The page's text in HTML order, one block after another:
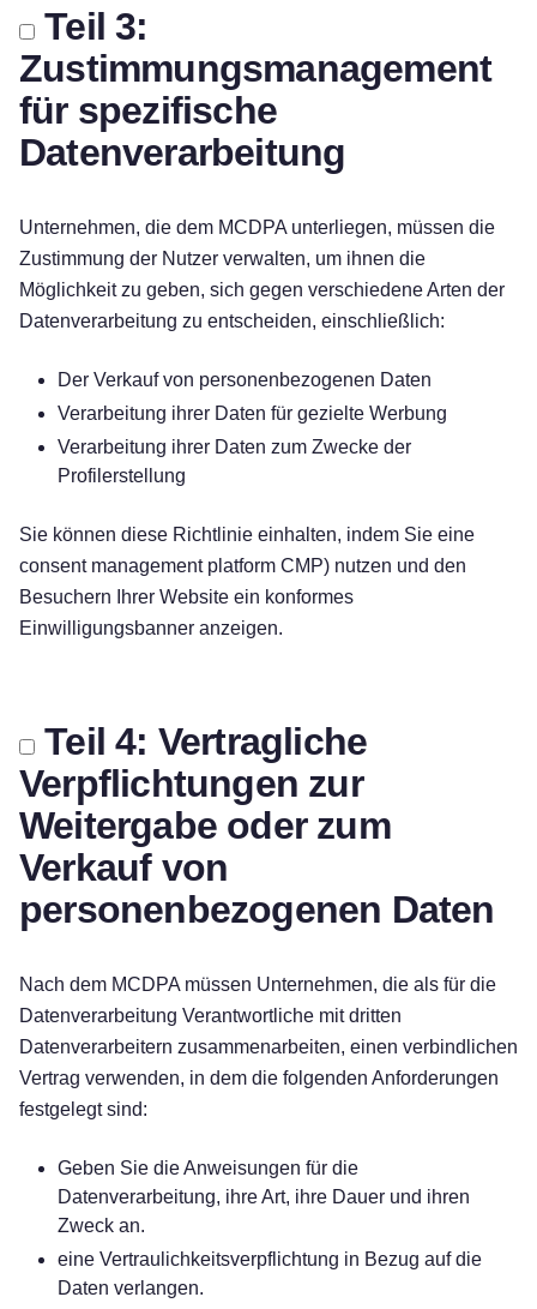
Teil 3:
Zustimmungsmanagement
für spezifische
Datenverarbeitung
Unternehmen, die dem MCDPA unterliegen, müssen die
Zustimmung der Nutzer verwalten, um ihnen die
Möglichkeit zu geben, sich gegen verschiedene Arten der
Datenverarbeitung zu entscheiden, einschließlich:
Der Verkauf von personenbezogenen Daten
Verarbeitung ihrer Daten für gezielte Werbung
Verarbeitung ihrer Daten zum Zwecke der
Profilerstellung
Sie können diese Richtlinie einhalten, indem Sie eine
consent management platform CMP) nutzen und den
Besuchern Ihrer Website ein konformes
Einwilligungsbanner anzeigen.
Teil 4: Vertragliche
Verpflichtungen zur
Weitergabe oder zum
Verkauf von
personenbezogenen Daten
Nach dem MCDPA müssen Unternehmen, die als für die
Datenverarbeitung Verantwortliche mit dritten
Datenverarbeitern zusammenarbeiten, einen verbindlichen
Vertrag verwenden, in dem die folgenden Anforderungen
festgelegt sind:
Geben Sie die Anweisungen für die
Datenverarbeitung, ihre Art, ihre Dauer und ihren
Zweck an.
eine Vertraulichkeitsverpflichtung in Bezug auf die
Daten verlangen.